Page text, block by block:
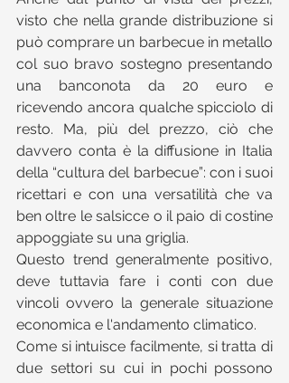
visto che nella grande distribuzione si
può comprare un barbecue in metallo
col suo bravo sostegno presentando
una banconota da 20 euro e
ricevendo ancora qualche spicciolo di
resto. Ma, più del prezzo, ciò che
davvero conta è la diffusione in Italia
della “cultura del barbecue”: con i suoi
ricettari e con una versatilità che va
ben oltre le salsicce o il paio di costine
appoggiate su una griglia.
Questo trend generalmente positivo,
deve tuttavia fare i conti con due
vincoli ovvero la generale situazione
economica e l'andamento climatico.
Come si intuisce facilmente, si tratta di
due settori su cui in pochi possono